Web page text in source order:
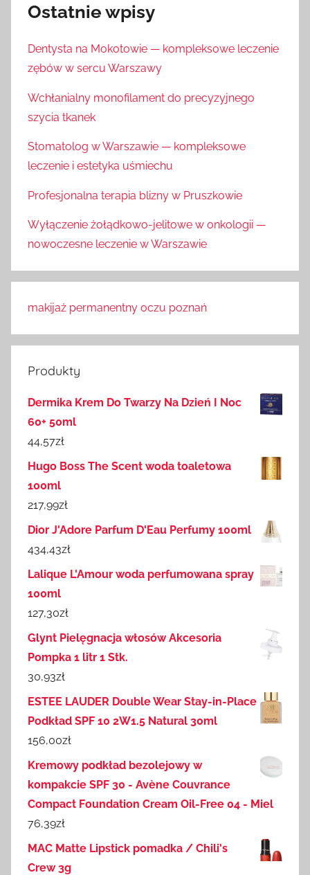
Ostatnie wpisy
Dentysta na Mokotowie — kompleksowe leczenie
zębów w sercu Warszawy
Wchłanialny monofilament do precyzyjnego
szycia tkanek
Stomatolog w Warszawie — kompleksowe
leczenie i estetyka uśmiechu
Profesjonalna terapia blizny w Pruszkowie
Wyłączenie żołądkowo-jelitowe w onkologii —
nowoczesne leczenie w Warszawie
makijaż permanentny oczu poznań
Produkty
Dermika Krem Do Twarzy Na Dzień I Noc
60+ 50ml
44,57zł
Hugo Boss The Scent woda toaletowa
100ml
217,99zł
Dior J'Adore Parfum D'Eau Perfumy 100ml
434,43zł
Lalique L'Amour woda perfumowana spray
100ml
127,30zł
Glynt Pielęgnacja włosów Akcesoria
Pompka 1 litr 1 Stk.
30,93zł
ESTEE LAUDER Double Wear Stay-in-Place
Podkład SPF 10 2W1.5 Natural 30ml
156,00zł
Kremowy podkład bezolejowy w
kompakcie SPF 30 - Avène Couvrance
Compact Foundation Cream Oil-Free 04 - Miel
76,39zł
MAC Matte Lipstick pomadka / Chili's
Crew 3g